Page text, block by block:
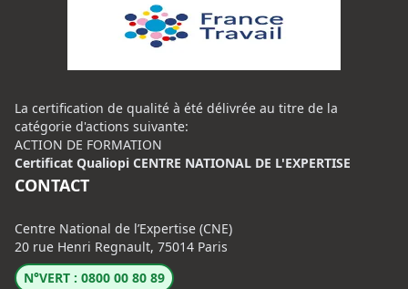
La certification de qualité à été délivrée au titre de la
catégorie d'actions suivante:
ACTION DE FORMATION
Certificat Qualiopi CENTRE NATIONAL DE L'EXPERTISE
CONTACT
Centre National de l’Expertise (CNE)
20 rue Henri Regnault, 75014 Paris
N°VERT : 0800 00 80 89